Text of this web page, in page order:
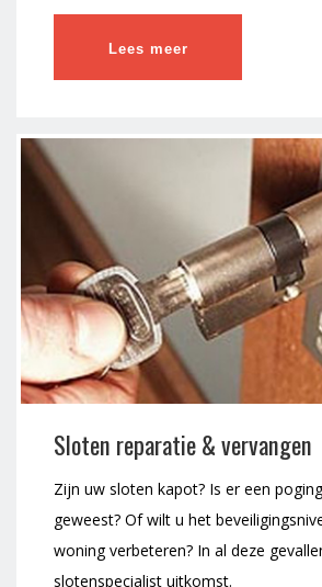
Lees meer
Sloten reparatie & vervangen
Zijn uw sloten kapot? Is er een
geweest? Of wilt u het
woning verbeteren? In al deze
slotenspecialist uitkomst.